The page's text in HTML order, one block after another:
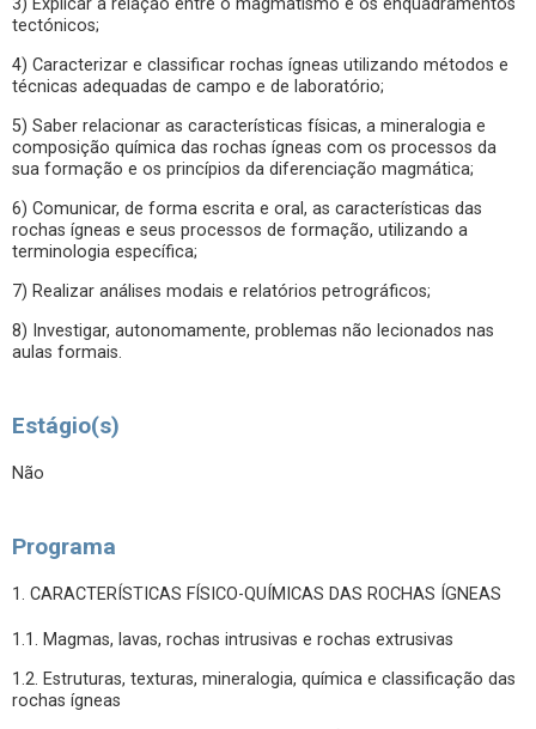
3) Explicar a relação entre o magmatismo e os enquadramentos
tectónicos;
4) Caracterizar e classificar rochas ígneas utilizando métodos e
técnicas adequadas de campo e de laboratório;
5) Saber relacionar as características físicas, a mineralogia e
composição química das rochas ígneas com os processos da
sua formação e os princípios da diferenciação magmática;
6) Comunicar, de forma escrita e oral, as características das
rochas ígneas e seus processos de formação, utilizando a
terminologia específica;
7) Realizar análises modais e relatórios petrográficos;
8) Investigar, autonomamente, problemas não lecionados nas
aulas formais.
Estágio(s)
Não
Programa
1. CARACTERÍSTICAS FÍSICO-QUÍMICAS DAS ROCHAS ÍGNEAS
1.1. Magmas, lavas, rochas intrusivas e rochas extrusivas
1.2. Estruturas, texturas, mineralogia, química e classificação das
rochas ígneas